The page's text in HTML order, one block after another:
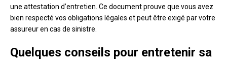
une attestation d’entretien. Ce document prouve que vous avez
bien respecté vos obligations légales et peut être exigé par votre
assureur en cas de sinistre.
Quelques conseils pour entretenir sa